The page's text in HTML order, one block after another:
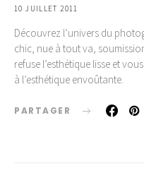
10 JUILLET 2011
Découvrez l’univers du
chic, nue à tout va,
refuse l’esthétique lisse et
à l’esthétique envoûtante.
PARTAGER